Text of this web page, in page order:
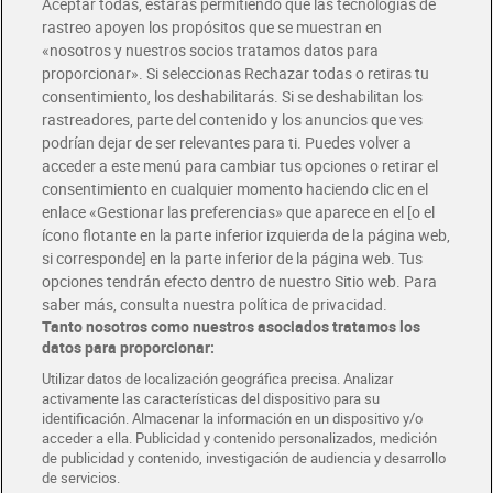
Glovo y Uber Eats
Solicita tu factura de Glovo o Uber Eats
Únete al CLUB Dia
Disfruta las ventajas y ofertas exclusivas.
Descárgate la APP Dia
Folletos y Tiendas
Descubre las mejores ofertas y busca tu tienda más cercana
Tarjeta MaX Dia
Te devuelve hasta 8€/mes de tus compras.
¡Solicita tu tarjeta de crédito aquí!
COMER MEJOR CADA DIA
COLABORA CON DIA ABRE TU TIENDA DIA CORPORATE
rastreo apoyen los propósitos que se muestran en
«nosotros y nuestros socios tratamos datos para
proporcionar». Si seleccionas Rechazar todas o retiras tu
consentimiento, los deshabilitarás. Si se deshabilitan los
rastreadores, parte del contenido y los anuncios que ves
podrían dejar de ser relevantes para ti. Puedes volver a
acceder a este menú para cambiar tus opciones o retirar el
consentimiento en cualquier momento haciendo clic en el
enlace «Gestionar las preferencias» que aparece en el [o el
ícono flotante en la parte inferior izquierda de la página web,
si corresponde] en la parte inferior de la página web. Tus
opciones tendrán efecto dentro de nuestro Sitio web. Para
saber más, consulta nuestra política de privacidad.
Tanto nosotros como nuestros asociados tratamos los
datos para proporcionar:
Utilizar datos de localización geográfica precisa. Analizar
activamente las características del dispositivo para su
identificación. Almacenar la información en un dispositivo y/o
acceder a ella. Publicidad y contenido personalizados, medición
de publicidad y contenido, investigación de audiencia y desarrollo
de servicios.